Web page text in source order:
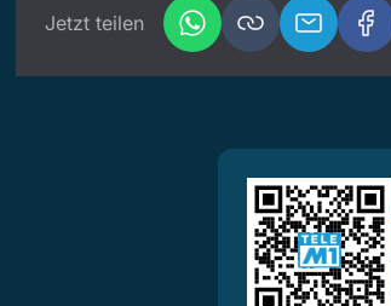
Jetzt teilen